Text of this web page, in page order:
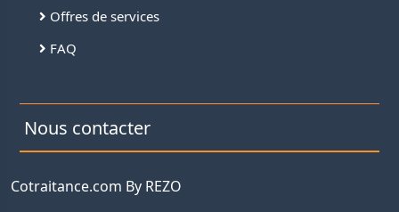
Offres de services
FAQ
Nous contacter
Cotraitance.com By REZO